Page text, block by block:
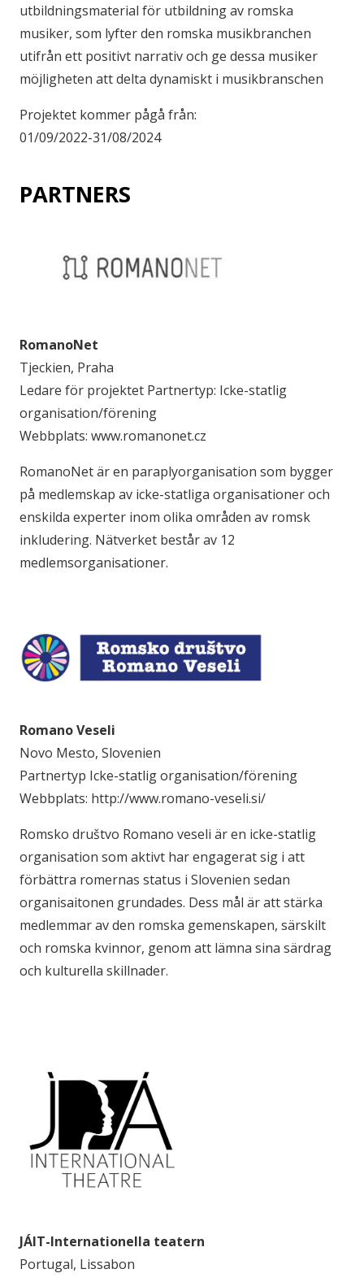
utbildningsmaterial för utbildning av romska
musiker, som lyfter den romska musikbranchen
utifrån ett positivt narrativ och ge dessa musiker
möjligheten att delta dynamiskt i musikbranschen
Projektet kommer pågå från:
01/09/2022-31/08/2024
PARTNERS
RomanoNet
Tjeckien, Praha
Ledare för projektet Partnertyp: Icke-statlig
organisation/förening
Webbplats: www.romanonet.cz
RomanoNet är en paraplyorganisation som bygger
på medlemskap av icke-statliga organisationer och
enskilda experter inom olika områden av romsk
inkludering. Nätverket består av 12
medlemsorganisationer.
Romano Veseli
Novo Mesto, Slovenien
Partnertyp Icke-statlig organisation/förening
Webbplats: http://www.romano-veseli.si/
Romsko društvo Romano veseli är en icke-statlig
organisation som aktivt har engagerat sig i att
förbättra romernas status i Slovenien sedan
organisaitonen grundades. Dess mål är att stärka
medlemmar av den romska gemenskapen, särskilt
och romska kvinnor, genom att lämna sina särdrag
och kulturella skillnader.
JÁIT-Internationella teatern
Portugal, Lissabon